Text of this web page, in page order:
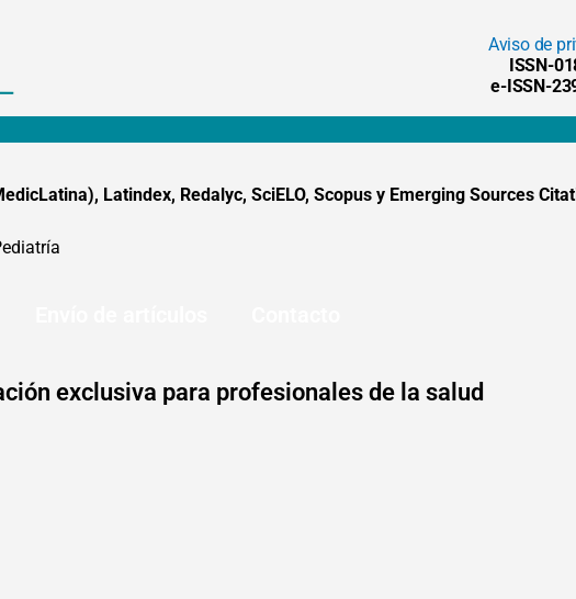
Aviso de
ISSN-
e-ISSN-
Latindex, Redalyc, SciELO, Scopus y Emerging Sources
exclusiva para profesionales de la salud